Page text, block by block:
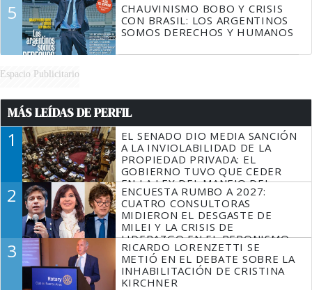
5
CHAUVINISMO BOBO Y CRISIS
CON BRASIL: LOS ARGENTINOS
SOMOS DERECHOS Y HUMANOS
Espacio Publicitario
MÁS LEÍDAS DE PERFIL
1
EL SENADO DIO MEDIA SANCIÓN
A LA INVIOLABILIDAD DE LA
PROPIEDAD PRIVADA: EL
GOBIERNO TUVO QUE CEDER
EN LA LEY DEL MANEJO DEL
FUEGO
2
ENCUESTA RUMBO A 2027:
CUATRO CONSULTORAS
MIDIERON EL DESGASTE DE
MILEI Y LA CRISIS DE
LIDERAZGO EN EL PERONISMO
3
RICARDO LORENZETTI SE
METIÓ EN EL DEBATE SOBRE LA
INHABILITACIÓN DE CRISTINA
KIRCHNER